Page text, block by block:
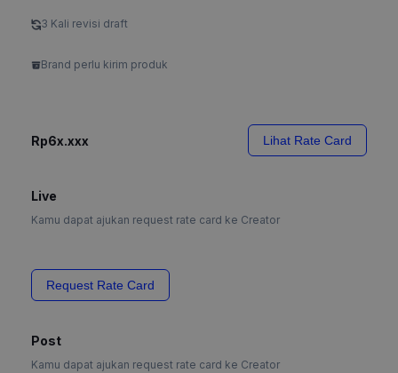
3 Kali revisi draft
Brand perlu kirim produk
Rp6x.xxx Lihat Rate Card
Live
Kamu dapat ajukan request rate card ke Creator
Request Rate Card
Post
Kamu dapat ajukan request rate card ke Creator